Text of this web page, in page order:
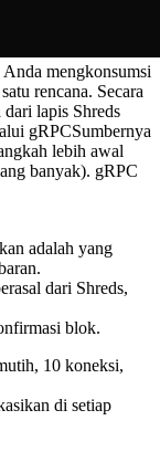
mengkonsumsi
rencana. Secara
dari lapis Shreds
gRPCSumbernya
lebih awal
banyak). gRPC
adalah yang
dari Shreds,
blok.
10 koneksi,
di setiap